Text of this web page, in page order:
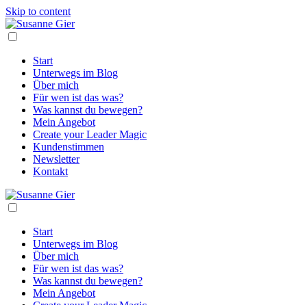
Skip to content
Start
Unterwegs im Blog
Über mich
Für wen ist das was?
Was kannst du bewegen?
Mein Angebot
Create your Leader Magic
Kundenstimmen
Newsletter
Kontakt
Start
Unterwegs im Blog
Über mich
Für wen ist das was?
Was kannst du bewegen?
Mein Angebot